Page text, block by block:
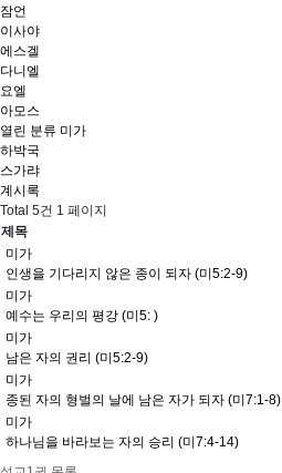
잠언
이사야
에스겔
다니엘
요엘
아모스
열린 분류 미가
하박국
스가랴
계시록
Total 5건 1 페이지
제목
미가
인생을 기다리지 않은 종이 되자 (미5:2-9)
미가
예수는 우리의 평강 (미5: )
미가
남은 자의 권리 (미5:2-9)
미가
종된 자의 형벌의 날에 남은 자가 되자 (미7:1-8)
미가
하나님을 바라보는 자의 승리 (미7:4-14)